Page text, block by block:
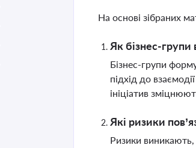
На основі зібраних
Як бізнес-групи
Бізнес-групи
підхід до
ініціатив
Які ризики
Ризики